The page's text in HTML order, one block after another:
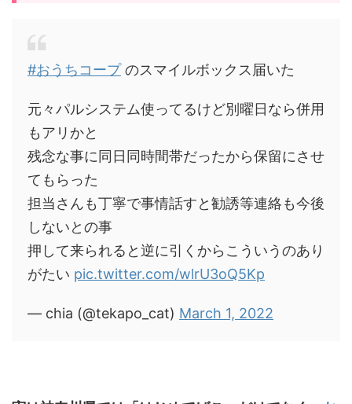
#おうちコープのスマイルボックス届いた
元々パルシステム使ってるけど別曜日なら併用
もアリかと
残念な事に同日同時間帯だったから保留にさせ
てもらった
担当さんも丁寧で事情話すと勧誘等連絡も今後
しないとの事
押して来られると逆に引くからこういうのあり
がたい pic.twitter.com/wlrU3oQ5Kp
— chia (@tekapo_cat) March 1, 2022